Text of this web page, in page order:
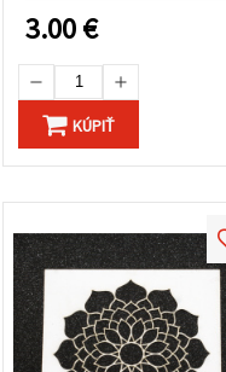
kreatívne hobby projekty
3.00€
KÚPIŤ